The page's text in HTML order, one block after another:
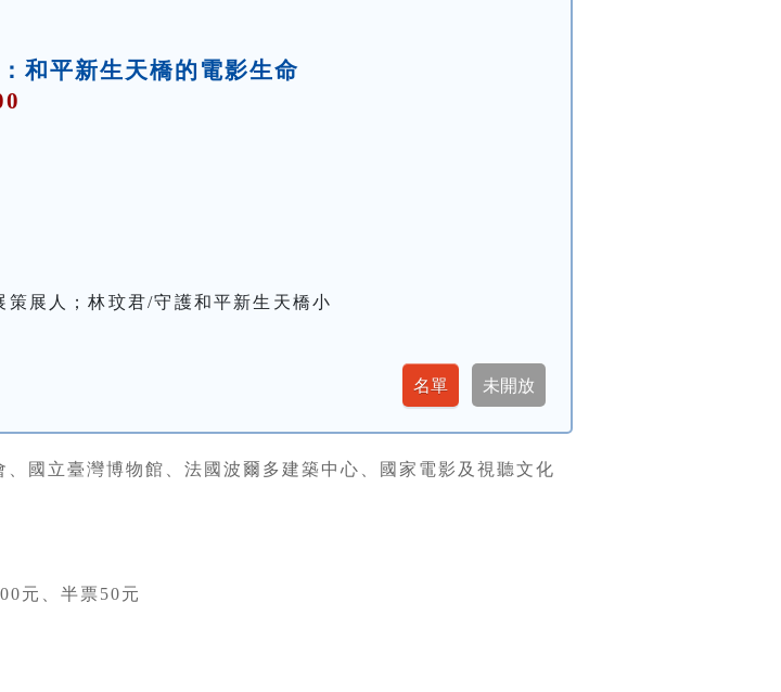
和平新生天橋的電影生命
展人；林玟君/守護和平新生天橋小
國立臺灣博物館、法國波爾多建築中心、國家電影及視聽文化
元、半票50元